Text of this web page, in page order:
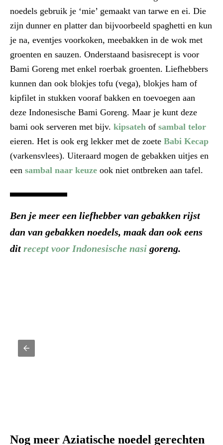
noedels gebruik je ‘mie’ gemaakt van tarwe en ei. Die
zijn dunner en platter dan bijvoorbeeld spaghetti en kun
je na, eventjes voorkoken, meebakken in de wok met
groenten en sauzen. Onderstaand basisrecept is voor
Bami Goreng met enkel roerbak groenten. Liefhebbers
kunnen dan ook blokjes tofu (vega), blokjes ham of
kipfilet in stukken vooraf bakken en toevoegen aan
deze Indonesische Bami Goreng. Maar je kunt deze
bami ook serveren met bijv. kipsateh of sambal telor
eieren. Het is ook erg lekker met de zoete Babi Kecap
(varkensvlees). Uiteraard mogen de gebakken uitjes en
een sambal naar keuze ook niet ontbreken aan tafel.
Ben je meer een liefhebber van gebakken rijst
dan van gebakken noedels, maak dan ook eens
dit recept voor Indonesische nasi goreng.
Nog meer Aziatische noedel gerechten